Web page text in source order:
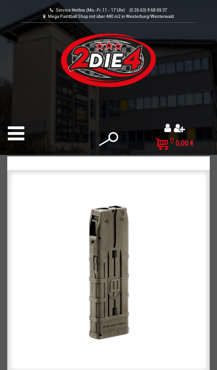
Service Hotline (Mo.-Fr. 11 - 17 Uhr) (0 26 63) 9 68 69 37
Mega Paintball Shop mit über 440 m2 in Westerburg/Westerwald
0 0,00 €